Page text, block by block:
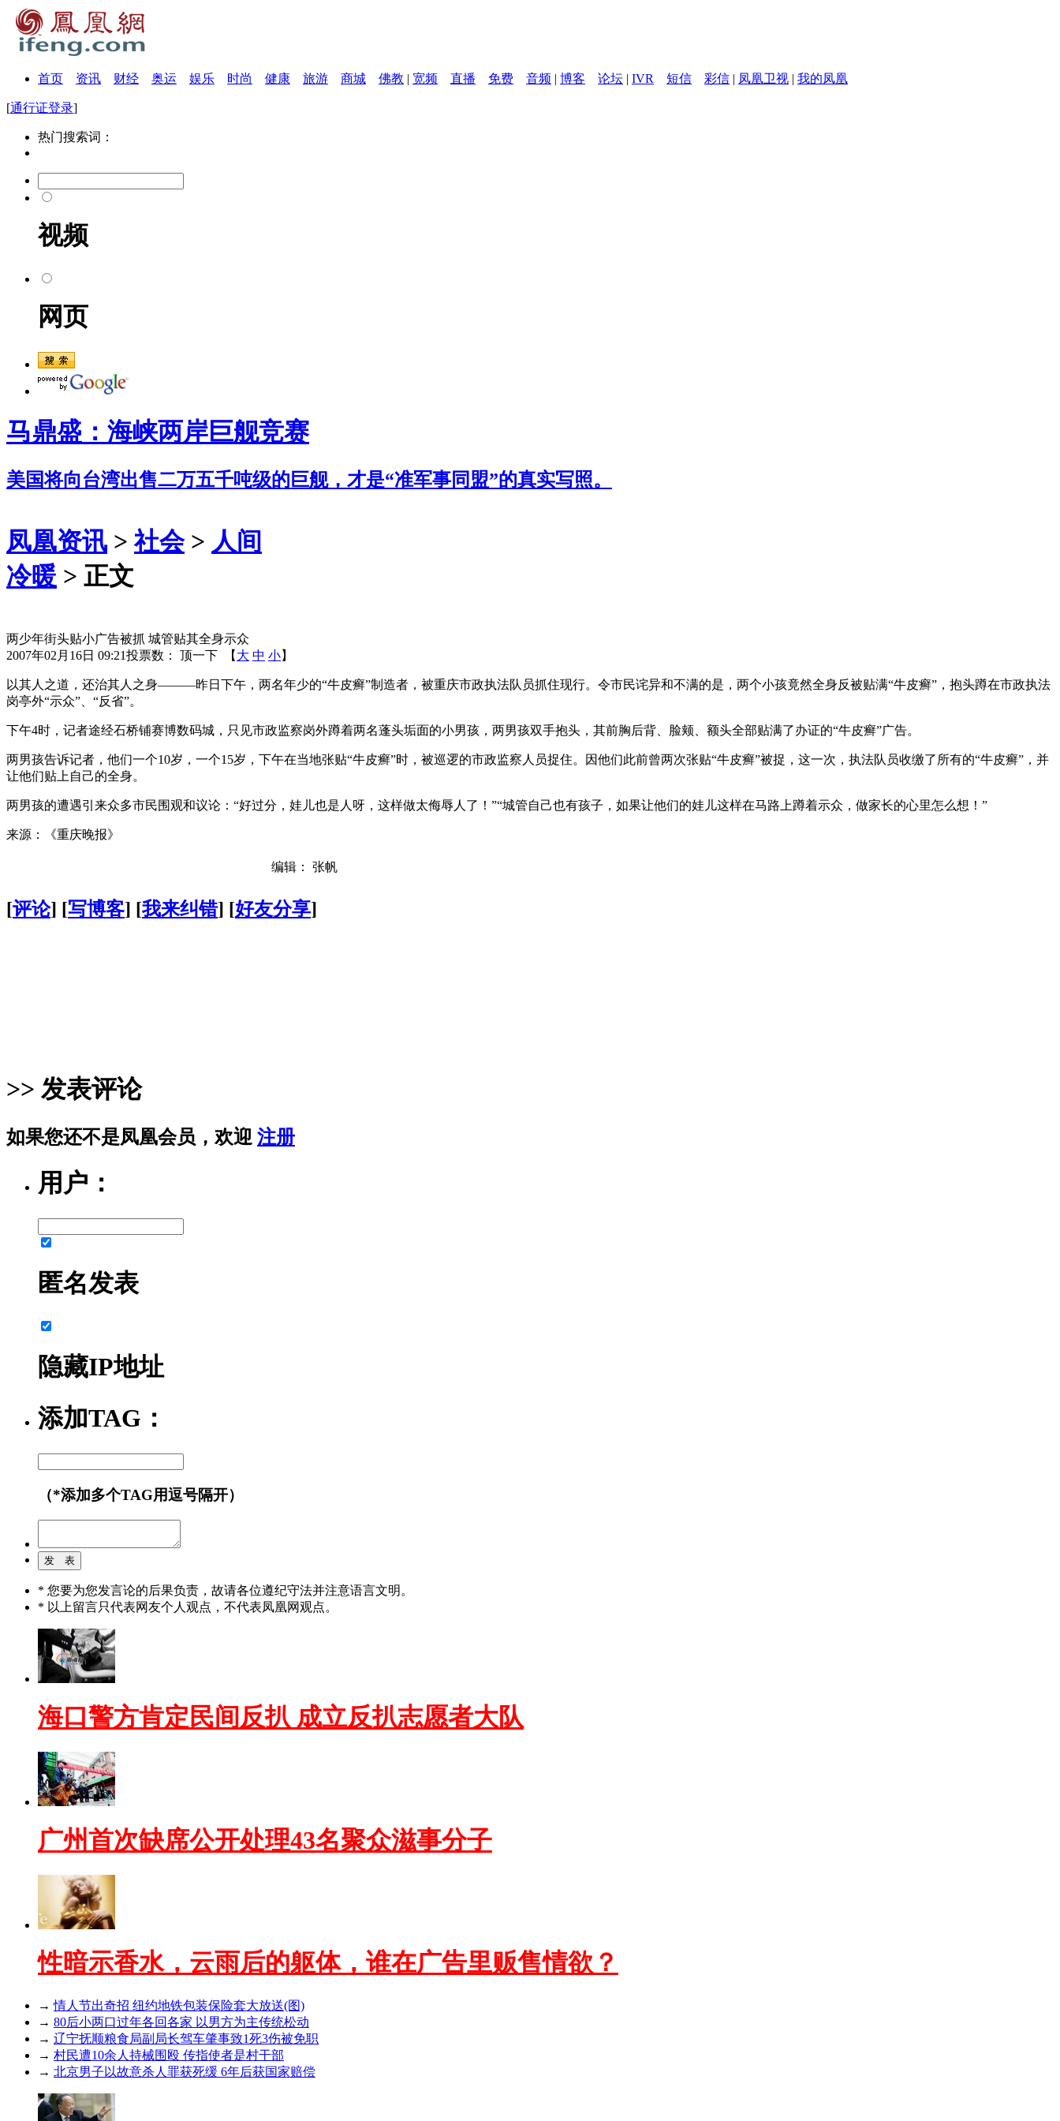
首页 资讯 财经 奥运 娱乐 时尚 健康 旅游 商城 佛教 | 宽频 直播 免费 音频 | 博客 论坛 | IVR 短信 彩信 | 凤凰卫视 | 我的凤凰
[通行证登录]
热门搜索词：
视频
网页
马鼎盛：海峡两岸巨舰竞赛
美国将向台湾出售二万五千吨级的巨舰，才是“准军事同盟”的真实写照。
凤凰资讯 >社会> 人间
冷暖 > 正文
两少年街头贴小广告被抓 城管贴其全身示众
2007年02月16日 09:21投票数： 顶一下 【 大 中 小】
以其人之道，还治其人之身———昨日下午，两名年少的“牛皮癣”制造者，被重庆市政执法队员抓住现行。令市民诧异和不满的是，两个小孩竟然全身反被贴满“牛皮癣”，抱头蹲在市政执法
岗亭外“示众”、“反省”。
下午4时，记者途经石桥铺赛博数码城，只见市政监察岗外蹲着两名蓬头垢面的小男孩，两男孩双手抱头，其前胸后背、脸颊、额头全部贴满了办证的“牛皮癣”广告。
两男孩告诉记者，他们一个10岁，一个15岁，下午在当地张贴“牛皮癣”时，被巡逻的市政监察人员捉住。因他们此前曾两次张贴“牛皮癣”被捉，这一次，执法队员收缴了所有的“牛皮癣”，并
让他们贴上自己的全身。
两男孩的遭遇引来众多市民围观和议论：“好过分，娃儿也是人呀，这样做太侮辱人了！”“城管自己也有孩子，如果让他们的娃儿这样在马路上蹲着示众，做家长的心里怎么想！”
来源：《重庆晚报》
编辑： 张帆
[评论] [写博客] [我来纠错] [好友分享]
>> 发表评论
如果您还不是凤凰会员，欢迎 注册
用户：
匿名发表
隐藏IP地址
添加TAG：
（*添加多个TAG用逗号隔开）
* 您要为您发言论的后果负责，故请各位遵纪守法并注意语言文明。
* 以上留言只代表网友个人观点，不代表凤凰网观点。
海口警方肯定民间反扒 成立反扒志愿者大队
广州首次缺席公开处理43名聚众滋事分子
性暗示香水，云雨后的躯体，谁在广告里贩售情欲？
→情人节出奇招 纽约地铁包装保险套大放送(图)
→ 80后小两口过年各回各家 以男方为主传统松动
→ 辽宁抚顺粮食局副局长驾车肇事致1死3伤被免职
→ 村民遭10余人持械围殴 传指使者是村干部
→ 北京男子以故意杀人罪获死缓 6年后获国家赔偿